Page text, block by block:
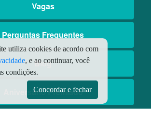
Vagas
Perguntas Frequentes
Blog
Aniversário Premiado
utiliza cookies de acordo com
, e ao continuar, você
condições.
Concordar e fechar